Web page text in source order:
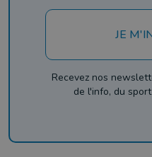
JE
Recevez nos
de l'info, du